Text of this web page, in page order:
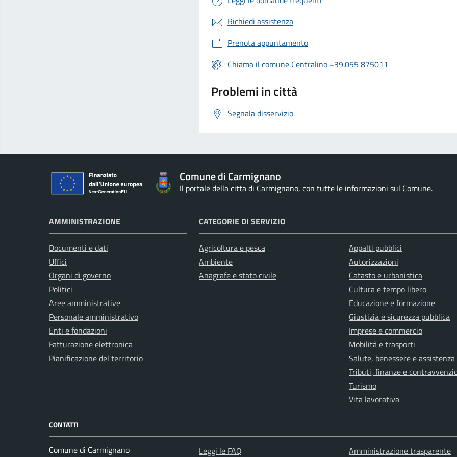
Richiedi assistenza
Prenota appuntamento
Chiama il comune Centralino +39.055 875011
Problemi in città
Segnala disservizio
Comune di Carmignano
Il portale della citta di Carmignano, con tutte le informazioni sul Comune.
AMMINISTRAZIONE
Documenti e dati
Uffici
Organi di governo
Politici
Aree amministrative
Personale amministrativo
Enti e fondazioni
Fatturazione elettronica
Pianificazione del territorio
CATEGORIE DI SERVIZIO
Agricoltura e pesca
Ambiente
Anagrafe e stato civile
Appalti pubblici
Autorizzazioni
Catasto e urbanistica
Cultura e tempo libero
Educazione e formazione
Giustizia e sicurezza pubblica
Imprese e commercio
Mobilità e trasporti
Salute, benessere e assistenza
Tributi, finanze e
Turismo
Vita lavorativa
CONTATTI
Comune di Carmignano
Leggi le FAQ Amministrazione trasparente